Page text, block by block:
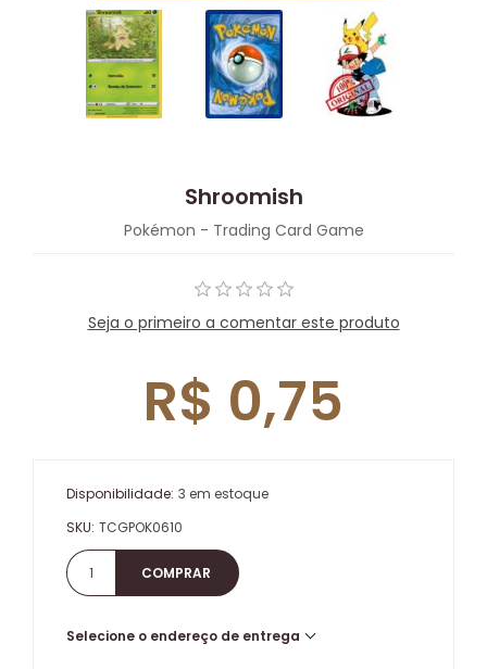
Shroomish
Pokémon - Trading Card Game
Seja o primeiro a comentar este produto
R$ 0,75
Disponibilidade: 3 em estoque
SKU: TCGPOK0610
Selecione o endereço de entrega